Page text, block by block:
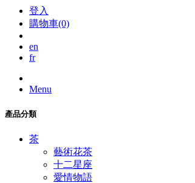
登入
購物車(0)
en
fr
Menu
產品分類
茶
藝術花茶
十二星座
愛情物語